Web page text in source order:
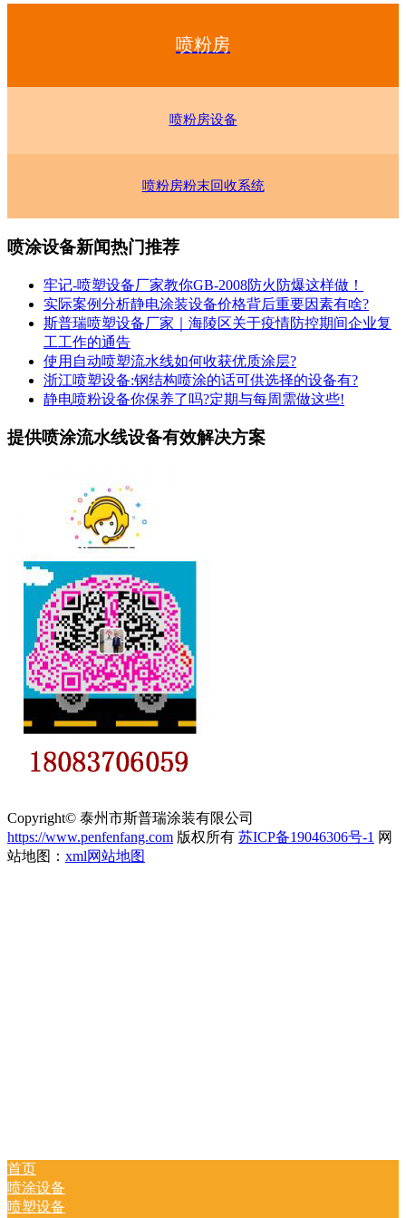
喷粉房
喷粉房设备
喷粉房粉末回收系统
喷涂设备新闻热门推荐
牢记-喷塑设备厂家教你GB-2008防火防爆这样做！
实际案例分析静电涂装设备价格背后重要因素有啥?
斯普瑞喷塑设备厂家｜海陵区关于疫情防控期间企业复
工工作的通告
使用自动喷塑流水线如何收获优质涂层?
浙江喷塑设备:钢结构喷涂的话可供选择的设备有?
静电喷粉设备你保养了吗?定期与每周需做这些!
提供喷涂流水线设备有效解决方案
Copyright© 泰州市斯普瑞涂装有限公司
https://www.penfenfang.com 版权所有 苏ICP备19046306号-1 网
站地图： xml网站地图
首页
喷涂设备
喷塑设备